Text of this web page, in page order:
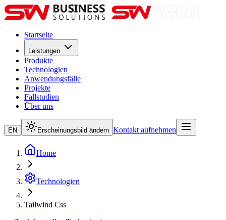
Startseite
Leistungen
Produkte
Technologien
Anwendungsfälle
Projekte
Fallstudien
Über uns
EN Erscheinungsbild ändern Kontakt aufnehmen
Home
Technologien
Tailwind Css